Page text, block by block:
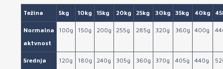
Težina 5kg 10kg 15kg 20kg 25kg 30kg 35kg 40kg
Normalna
aktvnost
100g 150g 200g 255g 285g 320g 360g 400g
Srednja
120g 180g 240g 305g 360g 370g 405g 440g